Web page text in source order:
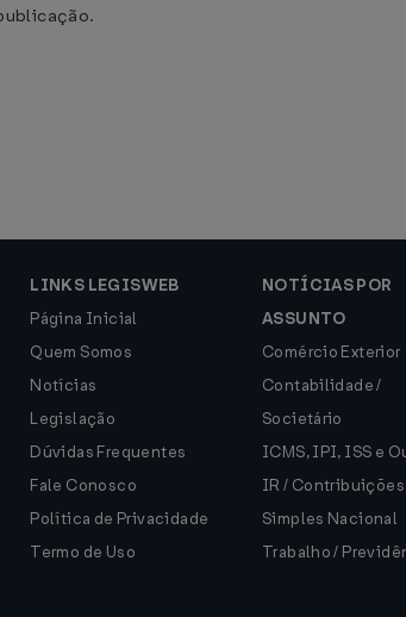
LINKS LEGISWEB
Página Inicial
Quem Somos
Notícias
Legislação
Dúvidas Frequentes
Fale Conosco
Política de Privacidade
Termo de Uso
NOTÍCIAS POR
ASSUNTO
Comércio Exterior
Contabilidade /
Societário
ICMS, IPI, ISS e
IR / Contribuições
Simples Nacional
Trabalho /